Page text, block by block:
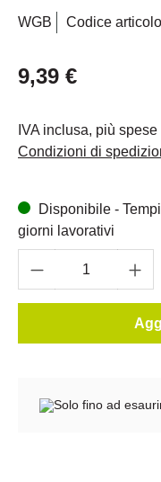
WGB Codice
9,39 €
IVA inclusa, più
Condizioni di
Disponibile -
giorni lavorativi
Solo fino ad